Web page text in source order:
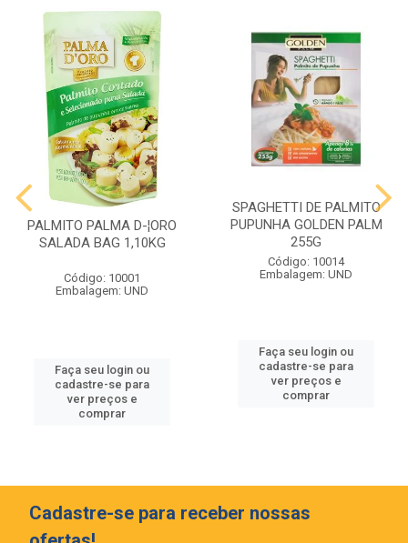
PALMITO PALMA D-¦ORO
SALADA BAG 1,10KG
Código: 10001
Embalagem: UND
Faça seu login ou
cadastre-se para
ver preços e
comprar
SPAGHETTI DE PALMITO
PUPUNHA GOLDEN PALM
255G
Código: 10014
Embalagem: UND
Faça seu login ou
cadastre-se para
ver preços e
comprar
Cadastre-se para receber nossas